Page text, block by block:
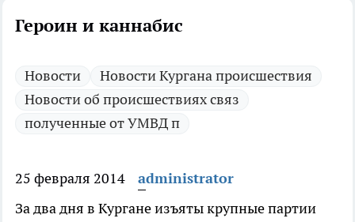
Героин и каннабис
Новости
Новости Кургана происшествия
Новости об происшествиях связ
полученные от УМВД п
25 февраля 2014
administrator
За два дня в Кургане изъяты крупные партии